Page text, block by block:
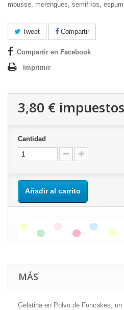
mousse, merengues, semifríos,
Tweet Compartir
Compartir en Facebook
Imprimir
3,80 €
Cantidad
Añadir al carrito
MÁS
Gelatina en Polvo de Funcakes, un